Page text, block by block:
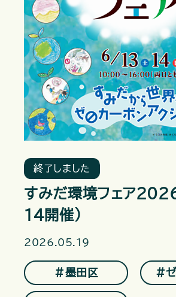
終了しました
すみだ環境フェア
14開催）
2026.05.19
＃墨田区 ＃